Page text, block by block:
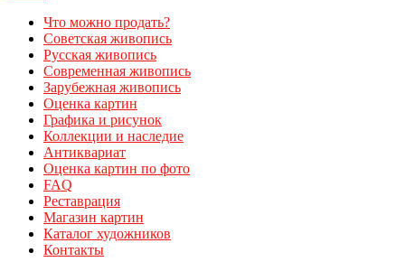
Что можно продать?
Советская живопись
Русская живопись
Современная живопись
Зарубежная живопись
Оценка картин
Графика и рисунок
Коллекции и наследие
Антиквариат
Оценка картин по фото
FAQ
Реставрация
Магазин картин
Каталог художников
Контакты